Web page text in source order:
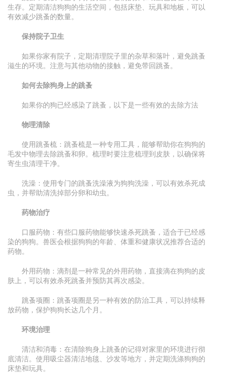
生存。定期清洁狗狗的生活空间，包括床垫、玩具和地板，可以
有效减少跳蚤的数量。
保持院子卫生
如果你家有院子，定期清理院子里的杂草和落叶，避免跳蚤
滋生的环境。注意与其他动物的接触，避免带回跳蚤。
如何去除狗身上的跳蚤
如果你的狗已经感染了跳蚤，以下是一些有效的去除方法
物理清除
使用跳蚤梳：跳蚤梳是一种专用工具，能够帮助你在狗狗的
毛发中物理去除跳蚤和卵。梳理时要注意梳理到皮肤，以确保将
寄生虫清理干净。
洗澡：使用专门的跳蚤洗澡液为狗狗洗澡，可以有效杀死成
虫，并帮助清洗掉部分卵和幼虫。
药物治疗
口服药物：有些口服药物能够快速杀死跳蚤，适合于已经感
染的狗狗。兽医会根据狗狗的年龄、体重和健康状况推荐合适的
药物。
外用药物：滴剂是一种常见的外用药物，直接滴在狗狗的皮
肤上，可以有效杀死跳蚤并预防其再次感染。
跳蚤项圈：跳蚤项圈是另一种有效的防治工具，可以持续释
放药物，保护狗狗长达几个月。
环境治理
清洁和消毒：在清除狗身上跳蚤的记得对家里的环境进行彻
底清洁。使用吸尘器清洁地毯、沙发等地方，并定期洗涤狗狗的
床垫和玩具。